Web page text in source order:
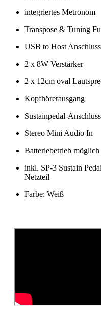
integriertes Metronom
Transpose & Tuning
USB to Host Anschluss
2 x 8W Verstärker
2 x 12cm oval
Kopfhörerausgang
Sustainpedal-Anschluss
Stereo Mini Audio In
Batteriebetrieb möglich
inkl. SP-3 Sustain
Netzteil
Farbe: Weiß